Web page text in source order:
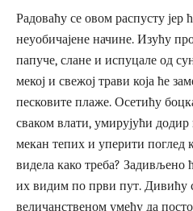
Радоваћу се овом распусту јер
неуобичајене начине. Изућу
папуче, слане и испуцале од
мекој и свежој трави која ће
песковите плаже. Осетићу
сваком влати, умирујући
мекан тепих и уперити поглед
видела како треба? Задивљено
их видим по први пут. Дивићу
величанственом умећу да